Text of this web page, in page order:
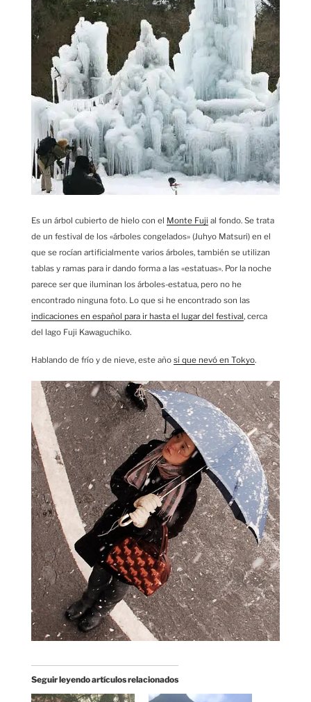
Es un árbol cubierto de hielo con el Monte Fuji al fondo. Se trata
de un festival de los «árboles congelados» (Juhyo Matsuri) en el
que se rocían artificialmente varios árboles, también se utilizan
tablas y ramas para ir dando forma a las «estatuas». Por la noche
parece ser que iluminan los árboles-estatua, pero no he
encontrado ninguna foto. Lo que si he encontrado son las
indicaciones en español para ir hasta el lugar del festival, cerca
del lago Fuji Kawaguchiko.
Hablando de frío y de nieve, este año si que nevó en Tokyo.
Seguir leyendo artículos relacionados